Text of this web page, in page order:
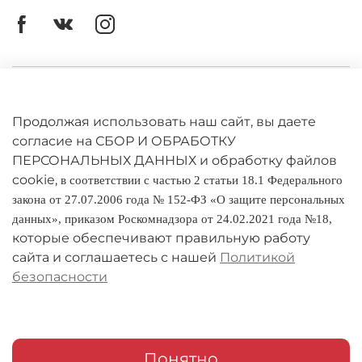
для покупки.
Оферта
Политика конфиденциальности
Оплата и доставка
Условия обмена и возврата
Реквизиты
Продолжая использовать наш сайт, вы даете
согласие на СБОР И ОБРАБОТКУ
ПЕРСОНАЛЬНЫХ ДАННЫХ и обработку файлов
cookie, в соответствии с частью 2 статьи 18.1 Федерального
закона от 27.07.2006 года № 152-ФЗ «О защите персональных
данных», приказом Роскомнадзора от 24.02.2021 года №18,
которые обеспечивают правильную работу
сайта и соглашаетесь с нашей Политикой
безопасности